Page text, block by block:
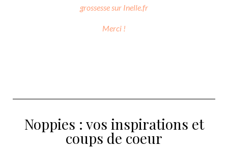
grossesse sur Inelle.fr
Merci !
Noppies : vos inspirations et
coups de coeur